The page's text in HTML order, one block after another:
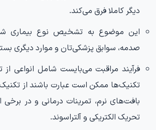
دیگر کاملا فرق می‌کند.
این موضوع به تشخیص نوع بیماری
صدمه، سوابق پزشکی‌تان و موارد دیگری
فرآیند مراقبت می‌بایست شامل انواعی
تکنیک‌ها ممکن است عبارت باشند از
بافت‌های نرم، تمرینات درمانی و در برخی
تحریک الکتریکی و آلتراسوند.